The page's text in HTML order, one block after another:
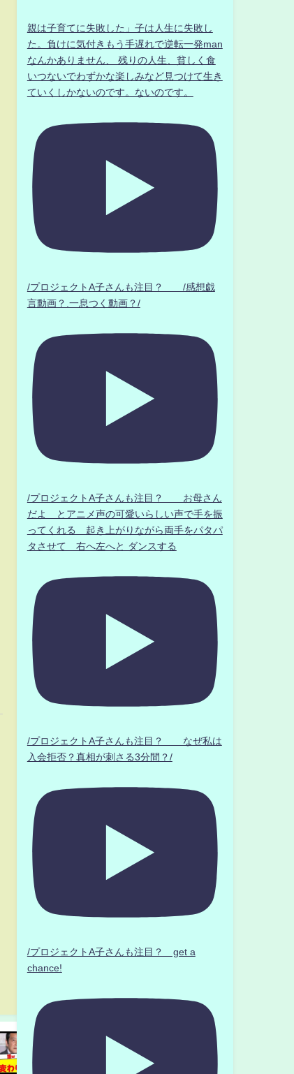
親は子育てに失敗した」子は人生に失敗し
た。負けに気付きもう手遅れで逆転一発man
なんかありません、 残りの人生、貧しく食
いつないでわずかな楽しみなど見つけて生き
ていくしかないのです。ないのです。
/プロジェクトA子さんも注目？ /感想戯
言動画？.一息つく動画？/
/プロジェクトA子さんも注目？ お母さん
だよ とアニメ声の可愛いらしい声で手を振
ってくれる 起き上がりながら両手をパタパ
タさせて 右へ左へと ダンスする
/プロジェクトA子さんも注目？ なぜ私は
入会拒否？真相が刺さる3分間？/
/プロジェクトA子さんも注目？ get a
chance!